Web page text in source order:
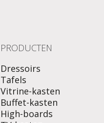
PRODUCTEN
Dressoirs
Tafels
Vitrine-kasten
Buffet-kasten
High-boards